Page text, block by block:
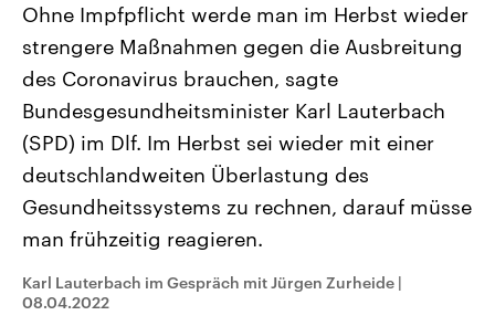
2026
Alle Informationen
Sachsen-Anhalt wählt am 6.
September 2026 einen neuen
Landtag. Seit 2021 wird das
Bundesland von einer Koalition aus
CDU, SPD und FDP regiert.-
Umfragen, Prognosen,
Wahlprogramme, aktuelle Berichte
und Hintergründe zu den Parteien
Wahl.
Aktuelle Beiträge,
Hintergründe
Wirtschaftlich und
gehören die Vereinigten
den mächtigsten Ländern
mit großem Einfluss auf
aktuelle Weltgeschehen.
Sendungen Programm Podcasts
Audio-Archiv
Ohne Impfpflicht werde man im Herbst wieder
strengere Maßnahmen gegen die Ausbreitung
des Coronavirus brauchen, sagte
Bundesgesundheitsminister Karl Lauterbach
(SPD) im Dlf. Im Herbst sei wieder mit einer
deutschlandweiten Überlastung des
Gesundheitssystems zu rechnen, darauf müsse
man frühzeitig reagieren.
Karl Lauterbach im Gespräch mit Jürgen Zurheide |
08.04.2022